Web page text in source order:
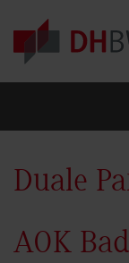
Skip to main content
Duale
AOK